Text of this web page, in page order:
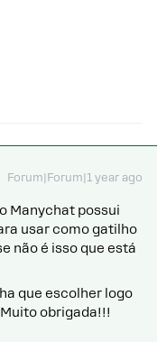
Forum|Forum|1 year ago
Manychat possui
usar como gatilho
não é isso que está
que escolher logo
obrigada!!!